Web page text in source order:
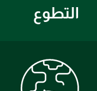
التطوع